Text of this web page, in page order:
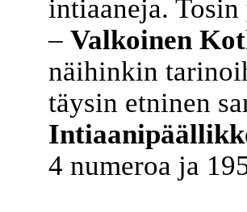
intiaaneja.
– Valkoinen
näihinkin
täysin etninen
4 numeroa ja